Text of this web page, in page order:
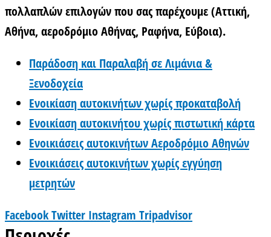
πολλαπλών επιλογών που σας παρέχουμε (Αττική,
Αθήνα, αεροδρόμιο Αθήνας, Ραφήνα, Εύβοια).
Παράδοση και Παραλαβή σε Λιμάνια &
Ξενοδοχεία
Ενοικίαση αυτοκινήτων χωρίς προκαταβολή
Ενοικίαση αυτοκινήτου χωρίς πιστωτική κάρτα
Ενοικιάσεις αυτοκινήτων Αεροδρόμιο Αθηνών
Ενοικιάσεις αυτοκινήτων χωρίς εγγύηση
μετρητών
FacebookTwitter Instagram Tripadvisor